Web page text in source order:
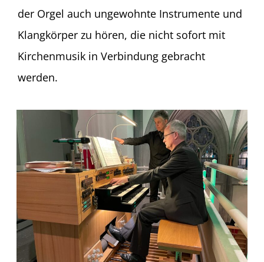
der Orgel auch ungewohnte Instrumente und
Klangkörper zu hören, die nicht sofort mit
Kirchenmusik in Verbindung gebracht
werden.